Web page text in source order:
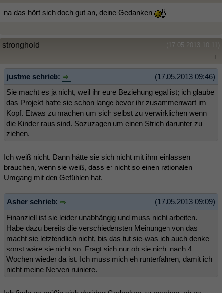
na das hört sich doch gut an, deine Gedanken
(17.05.2013 10:11)
stronghold
(17.05.2013 09:46)
justme schrieb:
Sie macht es ja nicht, weil ihr eure Beziehung egal ist; ich glaube
das Projekt hatte sie schon lange bevor ihr zusammenwart im
Kopf. Etwas zu machen um sich selbst zu verwirklichen wenn
die Kinder raus sind. Sozuzagen um einen Strich darunter zu
ziehen.
Ich weiß nicht. Dann hätte sie sich nicht mit ihm einlassen
brauchen, wenn sie weiß, dass er nicht so einen rationalen
Umgang mit den Gefühlen hat.
(17.05.2013 09:09)
Asher schrieb:
Finanziell ist sie leider unabhängig und muss nicht arbeiten.
Habe dazu bereits die verschiedensten Meinungen von das
macht sie letztendlich nicht, bis das tut sie-was ich auch denke
sonst wäre sie nicht so. Fragt sich nur ob sie nicht nach 4
Wochen wieder da ist. Ich muss mich eh runterfahren, damit ich
nicht meine Nerven ruiniere.